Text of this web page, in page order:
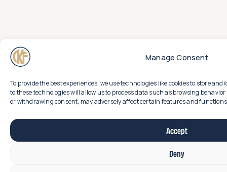
Manage Consent
To provide the best experiences, we use technologies like cookies to store
to these technologies will allow us to process data such as browsing
or withdrawing consent, may adversely affect certain features and
Accept
Deny